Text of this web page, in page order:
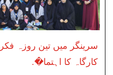
سرینگر میں تین روزہ
کارگاہ کا اہتما�.